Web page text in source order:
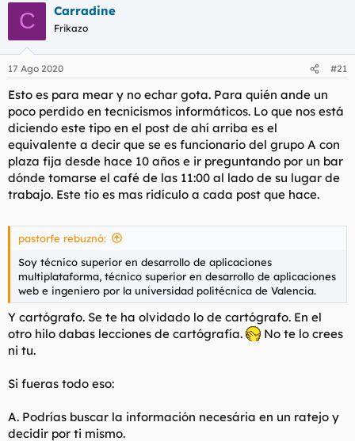
C Carradine
Frikazo
17 Ago 2020 #21
Esto es para mear y no echar gota. Para quién ande un
poco perdido en tecnicismos informáticos. Lo que nos está
diciendo este tipo en el post de ahí arriba es el
equivalente a decir que se es funcionario del grupo A con
plaza fija desde hace 10 años e ir preguntando por un bar
dónde tomarse el café de las 11:00 al lado de su lugar de
trabajo. Este tio es mas ridículo a cada post que hace.
pastorfe rebuznó:
Soy técnico superior en desarrollo de aplicaciones
multiplataforma, técnico superior en desarrollo de aplicaciones
web e ingeniero por la universidad politécnica de Valencia.
Y cartógrafo. Se te ha olvidado lo de cartógrafo. En el
otro hilo dabas lecciones de cartógrafía.
No te lo crees
ni tu.
Si fueras todo eso:
A. Podrías buscar la información necesária en un ratejo y
decidir por ti mismo.